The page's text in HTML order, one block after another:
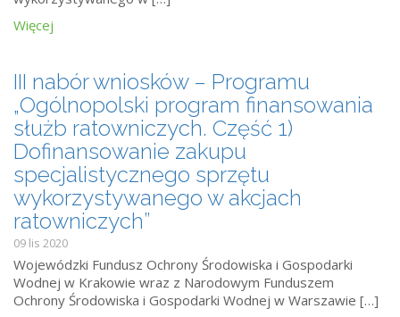
Więcej
III nabór wniosków – Programu
„Ogólnopolski program finansowania
służb ratowniczych. Część 1)
Dofinansowanie zakupu
specjalistycznego sprzętu
wykorzystywanego w akcjach
ratowniczych”
09 lis 2020
Wojewódzki Fundusz Ochrony Środowiska i Gospodarki
Wodnej w Krakowie wraz z Narodowym Funduszem
Ochrony Środowiska i Gospodarki Wodnej w Warszawie […]